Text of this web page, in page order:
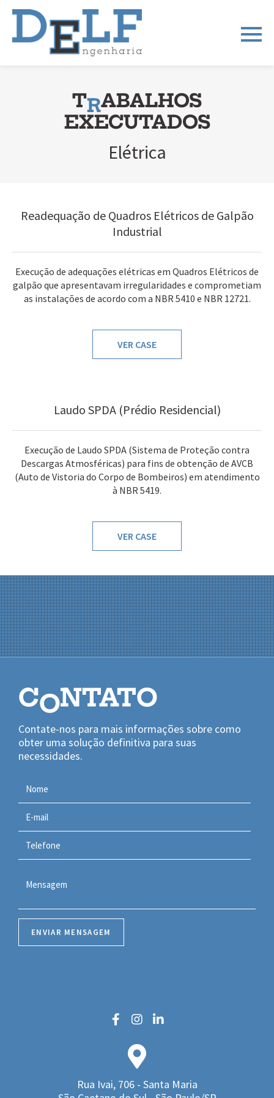
TRABALHOS
EXECUTADOS
Elétrica
Readequação de Quadros Elétricos de Galpão
Industrial
Execução de adequações elétricas em Quadros Elétricos de
galpão que apresentavam irregularidades e comprometiam
as instalações de acordo com a NBR 5410 e NBR 12721.
VER CASE
Laudo SPDA (Prédio Residencial)
Execução de Laudo SPDA (Sistema de Proteção contra
Descargas Atmosféricas) para fins de obtenção de AVCB
(Auto de Vistoria do Corpo de Bombeiros) em atendimento
à NBR 5419.
VER CASE
CONTATO
Contate-nos para mais informações sobre como
obter uma solução definitiva para suas
necessidades.
Rua Ivai, 706 - Santa Maria